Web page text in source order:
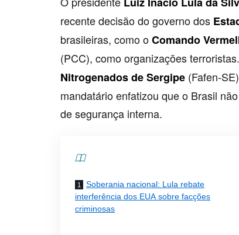
recente decisão do governo dos
brasileiras, como oComando
(PCC), como organizações
Nitrogenados de Sergipe (Fafen-
mandatário enfatizou que o Brasil
de segurança interna.
Soberania nacional: Lula rebate
interferência dos EUA sobre facções
criminosas